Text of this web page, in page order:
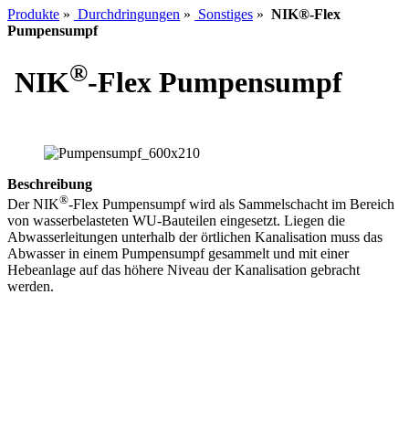
Produkte » Durchdringungen » Sonstiges » NIK®-Flex
Pumpensumpf
NIK®-Flex Pumpensumpf
Beschreibung
Der NIK®-Flex Pumpensumpf wird als Sammelschacht im Bereich
von wasserbelasteten WU-Bauteilen eingesetzt. Liegen die
Abwasserleitungen unterhalb der örtlichen Kanalisation muss das
Abwasser in einem Pumpensumpf gesammelt und mit einer
Hebeanlage auf das höhere Niveau der Kanalisation gebracht
werden.